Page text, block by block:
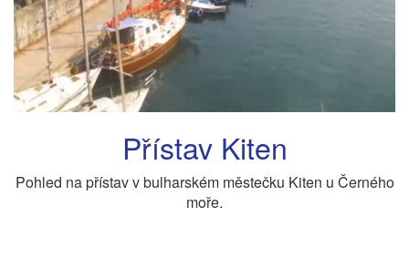
Přístav Kiten
Pohled na přístav v bulharském městečku Kiten u Černého
moře.